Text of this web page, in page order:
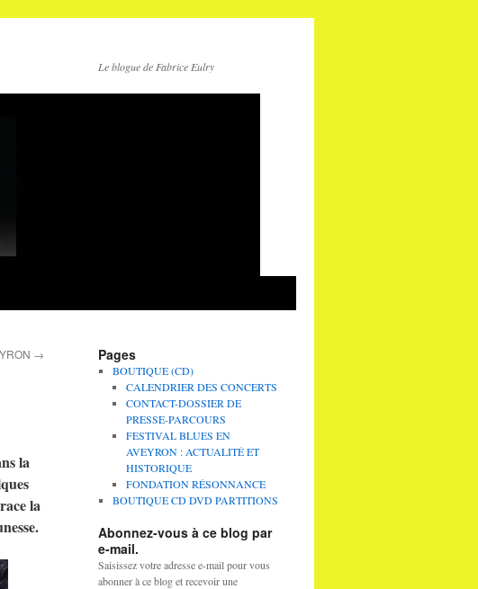
Le blogue de Fabrice Eulry
→
la
la
Pages
BOUTIQUE (CD)
CALENDRIER DES CONCERTS
CONTACT-DOSSIER DE
PRESSE-PARCOURS
FESTIVAL BLUES EN
AVEYRON : ACTUALITÉ ET
HISTORIQUE
FONDATION RÉSONNANCE
BOUTIQUE CD DVD PARTITIONS
Abonnez-vous à ce blog par
e-mail.
Saisissez votre adresse e-mail pour vous
abonner à ce blog et recevoir une